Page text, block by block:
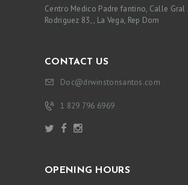
Centro Medico Padre fantino, Calle Gral
Rodriguez 83, , La Vega, Rep Dom
CONTACT US
Doc@drwinstonsantos.com
1 829 796 6969
OPENING HOURS